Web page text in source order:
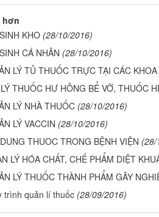
hơn
KHO (28/10/2016)
CÁ NHÂN (28/10/2016)
LÝ TỦ THUỐC TRỰC TẠI CÁC KHOA
THUỐC HƯ HỎNG BỂ VỠ, THUỐC
LÝ NHÀ THUỐC (28/10/2016)
LÝ VACCIN (28/10/2016)
THUOC TRONG BỆNH VIỆN (28/
LÝ HÓA CHẤT, CHẾ PHẨM DIỆT
LÝ THUỐC THÀNH PHẨM GÂY
trình quản lí thuốc (28/09/2016)